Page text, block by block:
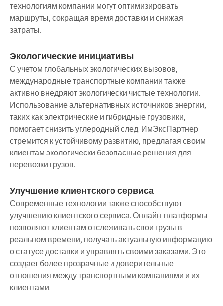
технологиям компании могут оптимизировать
маршруты, сокращая время доставки и снижая
затраты.
Экологические инициативы
С учетом глобальных экологических вызовов,
международные транспортные компании также
активно внедряют экологически чистые технологии.
Использование альтернативных источников энергии,
таких как электрические и гибридные грузовики,
помогает снизить углеродный след. ИмЭксПартнер
стремится к устойчивому развитию, предлагая своим
клиентам экологически безопасные решения для
перевозки грузов.
Улучшение клиентского сервиса
Современные технологии также способствуют
улучшению клиентского сервиса. Онлайн-платформы
позволяют клиентам отслеживать свои грузы в
реальном времени, получать актуальную информацию
о статусе доставки и управлять своими заказами. Это
создает более прозрачные и доверительные
отношения между транспортными компаниями и их
клиентами.